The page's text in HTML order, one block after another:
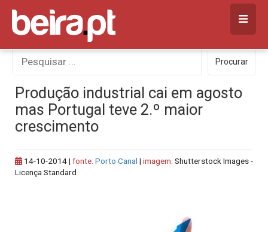
Skip
content
Procurar
por:
Procurar
Produção industrial cai em agosto
mas Portugal teve 2.º maior
crescimento
14-10-2014| fonte: Porto Canal | imagem: Shutterstock Images -
Licença Standard